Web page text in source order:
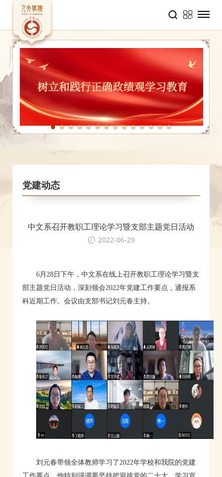
4 5 6 7 8 9 10 11 12 13 14
党建动态
中文系召开教职工理论学习暨支部主题党日活动
2022-06-29
6月28日下午，中文系在线上召开教职工理论学习暨支
部主题党日活动，深刻领会2022年党建工作要点，通报系
科近期工作。会议由支部书记刘元春主持。
刘元春带领全体教师学习了2022年学校和我院的党建